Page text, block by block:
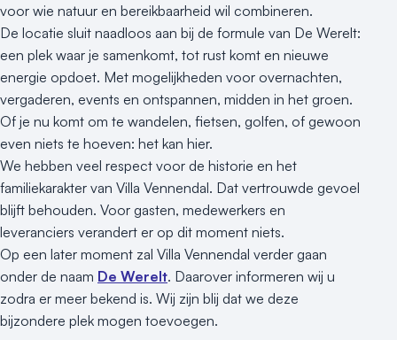
voor wie natuur en bereikbaarheid wil combineren.
De locatie sluit naadloos aan bij de formule van De Werelt:
een plek waar je samenkomt, tot rust komt en nieuwe
energie opdoet. Met mogelijkheden voor overnachten,
vergaderen, events en ontspannen, midden in het groen.
Of je nu komt om te wandelen, fietsen, golfen, of gewoon
even niets te hoeven: het kan hier.
We hebben veel respect voor de historie en het
familiekarakter van Villa Vennendal. Dat vertrouwde gevoel
blijft behouden. Voor gasten, medewerkers en
leveranciers verandert er op dit moment niets.
Op een later moment zal Villa Vennendal verder gaan
onder de naam De Werelt. Daarover informeren wij u
zodra er meer bekend is. Wij zijn blij dat we deze
bijzondere plek mogen toevoegen.